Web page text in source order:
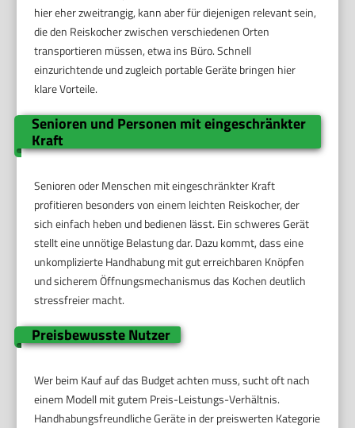
hier eher zweitrangig, kann aber für diejenigen relevant sein,
die den Reiskocher zwischen verschiedenen Orten
transportieren müssen, etwa ins Büro. Schnell
einzurichtende und zugleich portable Geräte bringen hier
klare Vorteile.
Senioren und Personen mit eingeschränkter
Kraft
Senioren oder Menschen mit eingeschränkter Kraft
profitieren besonders von einem leichten Reiskocher, der
sich einfach heben und bedienen lässt. Ein schweres Gerät
stellt eine unnötige Belastung dar. Dazu kommt, dass eine
unkomplizierte Handhabung mit gut erreichbaren Knöpfen
und sicherem Öffnungsmechanismus das Kochen deutlich
stressfreier macht.
Preisbewusste Nutzer
Wer beim Kauf auf das Budget achten muss, sucht oft nach
einem Modell mit gutem Preis-Leistungs-Verhältnis.
Handhabungsfreundliche Geräte in der preiswerten Kategorie